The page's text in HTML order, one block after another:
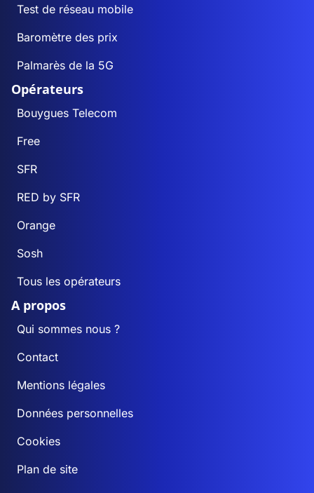
Test de réseau mobile
Baromètre des prix
Palmarès de la 5G
Opérateurs
Bouygues Telecom
Free
SFR
RED by SFR
Orange
Sosh
Tous les opérateurs
A propos
Qui sommes nous ?
Contact
Mentions légales
Données personnelles
Cookies
Plan de site